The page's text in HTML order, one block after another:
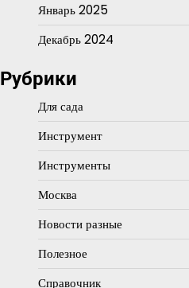
Январь 2025
Декабрь 2024
Рубрики
Для сада
Инструмент
Инструменты
Москва
Новости разные
Полезное
Справочник